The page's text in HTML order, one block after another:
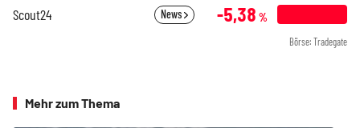
Scout24 News -5,38 %
Börse: Tradegate
Mehr zum Thema